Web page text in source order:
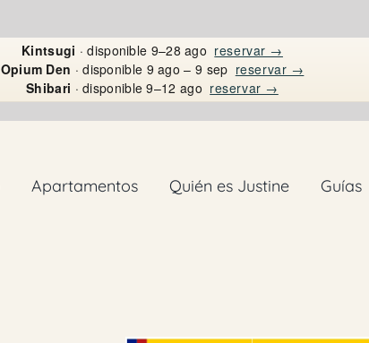
Kintsugi · disponible 9–28 ago reservar →
Opium Den · disponible 9 ago – 9 sep reservar →
Shibari · disponible 9–12 ago reservar →
Apartamentos Quién es Justine Guías